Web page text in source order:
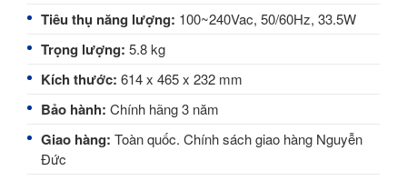
Tiêu thụ năng lượng: 100~240Vac, 50/60Hz, 33.5W
Trọng lượng: 5.8 kg
Kích thước: 614 x 465 x 232 mm
Bảo hành: Chính hãng 3 năm
Giao hàng: Toàn quốc. Chính sách giao hàng Nguyễn
Đức